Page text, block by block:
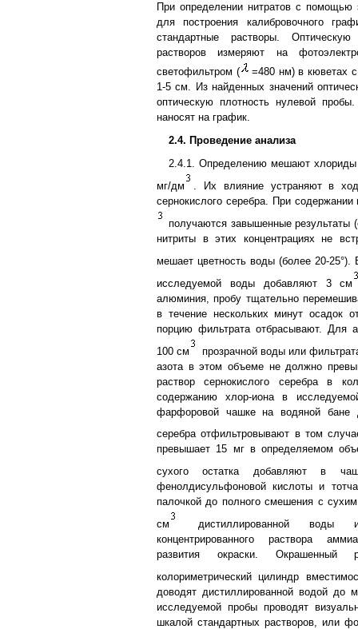
При определении нитратов с помощью
для построения калибровочного
стандартные растворы.
растворов измеряют на
светофильтром (
=480 нм) в кюветах
1-5 см. Из найденных значений
оптическую плотность нулевой
наносят на график.
2.4. Проведение анализа
2.4.1. Определению мешают хлориды
мг/дм
. Их влияние устраняют в
сернокислого серебра. При
получаются завышенные результаты
нитриты в этих концентрациях не
мешает цветность воды (более 20-
исследуемой воды добавляют 3 см
алюминия, пробу тщательно
в течение нескольких минут осадок
порцию фильтрата отбрасывают. Для
100 см
прозрачной воды или
азота в этом объеме не должно
раствор сернокислого серебра в
содержанию хлор-иона в
фарфоровой чашке на водяной бане
серебра отфильтровывают в том
превышает 15 мг в определяемом
сухого остатка добавляют в
фенолдисульфоновой кислоты и
палочкой до полного смешения с
см
дистиллированной
концентрированного раствора
развития окраски. Окрашенный
колориметрический цилиндр
доводят дистиллированной водой до
исследуемой пробы проводят
шкалой стандартных растворов, или